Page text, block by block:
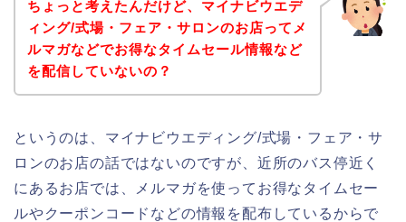
ちょっと考えたんだけど、マイナビウエデ
ィング/式場・フェア・サロンのお店ってメ
ルマガなどでお得なタイムセール情報など
を配信していないの？
というのは、マイナビウエディング/式場・フェア・サ
ロンのお店の話ではないのですが、近所のバス停近く
にあるお店では、メルマガを使ってお得なタイムセー
ルやクーポンコードなどの情報を配布しているからで